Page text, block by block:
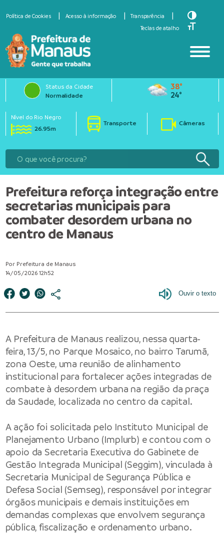
Política de Cookies Acesso à informação
Transparência
Teclas de atalho
Toggle
Toggle
Status da Cidade
Normalidade
38°
24°
Nível do Rio Negro
26.95m
Transporte Câmeras
Prefeitura reforça integração entre
secretarias municipais para
combater desordem urbana no
centro de Manaus
Por Prefeitura de Manaus
14/05/2026 12h52
A Prefeitura de Manaus realizou, nessa quarta-
feira, 13/5, no Parque Mosaico, no bairro Tarumã,
zona Oeste, uma reunião de alinhamento
institucional para fortalecer ações integradas de
combate à desordem urbana na região da praça
da Saudade, localizada no centro da capital.
A ação foi solicitada pelo Instituto Municipal de
Planejamento Urbano (Implurb) e contou com o
apoio da Secretaria Executiva do Gabinete de
Gestão Integrada Municipal (Seggim), vinculada à
Secretaria Municipal de Segurança Pública e
Defesa Social (Semseg), responsável por integrar
órgãos municipais e demais instituições em
demandas complexas que envolvem segurança
pública, fiscalização e ordenamento urbano.